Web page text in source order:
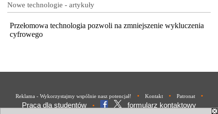
Nowe technologie - artykuły
Przełomowa technologia pozwoli na zmniejszenie wykluczenia
cyfrowego
Reklama - Wykorzystajmy wspólnie nasz potencjał! • Kontakt • Patronat •
Praca dla studentów • formularz kontaktowy